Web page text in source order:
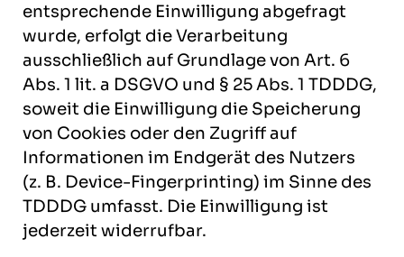
entsprechende Einwilligung abgefragt
wurde, erfolgt die Verarbeitung
ausschließlich auf Grundlage von Art. 6
Abs. 1 lit. a DSGVO und § 25 Abs. 1 TDDDG,
soweit die Einwilligung die Speicherung
von Cookies oder den Zugriff auf
Informationen im Endgerät des Nutzers
(z. B. Device-Fingerprinting) im Sinne des
TDDDG umfasst. Die Einwilligung ist
jederzeit widerrufbar.